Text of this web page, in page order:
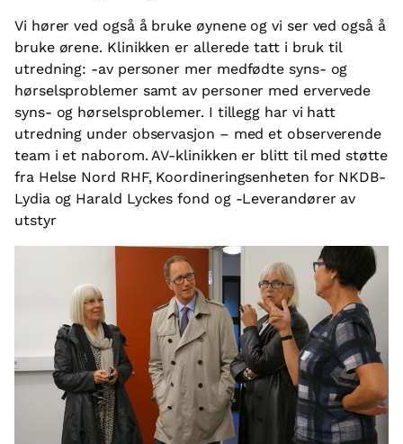
Vi hører ved også å bruke øynene og vi ser ved også å
bruke ørene. Klinikken er allerede tatt i bruk til
utredning: -av personer mer medfødte syns- og
hørselsproblemer samt av personer med ervervede
syns- og hørselsproblemer. I tillegg har vi hatt
utredning under observasjon – med et observerende
team i et naborom. AV-klinikken er blitt til med støtte
fra Helse Nord RHF, Koordineringsenheten for NKDB-
Lydia og Harald Lyckes fond og -Leverandører av
utstyr